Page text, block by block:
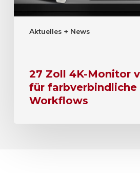
Aktuelles + News
27 Zoll 4K-Monitor
für farbverbindliche
Workflows